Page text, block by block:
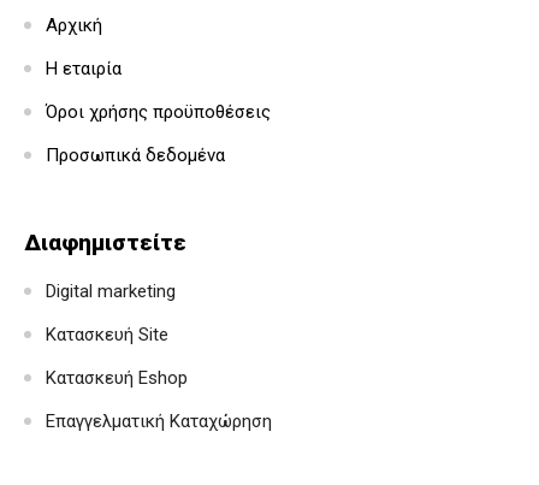
Αρχική
Η εταιρία
Όροι χρήσης προϋποθέσεις
Προσωπικά δεδομένα
Διαφημιστείτε
Digital marketing
Κατασκευή Site
Κατασκευή Eshop
Επαγγελματική Καταχώρηση